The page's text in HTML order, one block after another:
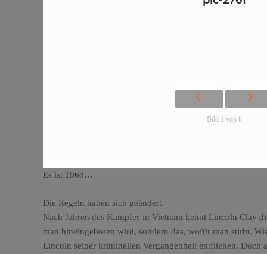
Bild 1 von 8
Es ist 1968…
Die Regeln haben sich geändert.
Nach Jahren des Kampfes in Vietnam kennt Lincoln Clay
man hineingeboren wird, sondern das, wofür man stirbt.
Lincoln seiner kriminellen Vergangenheit entfliehen. Doch